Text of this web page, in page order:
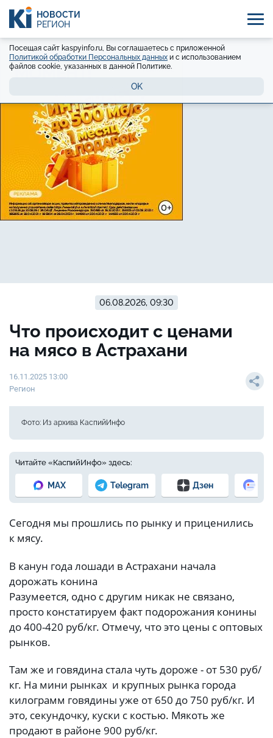
НОВОСТИ
РЕГИОН
Посещая сайт kaspyinfo.ru, Вы соглашаетесь с приложенной
Политикой обработки Персональных данных и с использованием
файлов cookie, указанных в данной Политике.
OK
06.08.2026, 09:30
Что происходит с ценами
на мясо в Астрахани
16.11.2025 13:00
Регион
Фото: Из архива КаспийИнфо
Читайте «КаспийИнфо» здесь:
MAX Telegram Дзен
Сегодня мы прошлись по рынку и приценились
к мясу.
В канун года лошади в Астрахани начала
дорожать конина
Разумеется, одно с другим никак не связано,
просто констатируем факт подорожания конины
до 400-420 руб/кг. Отмечу, что это цены с оптовых
рынков.
Там же и говядина стала чуть дороже - от 530 руб/
кг. На мини рынках и крупных рынка города
килограмм говядины уже от 650 до 750 руб/кг. И
это, секундочку, куски с костью. Мякоть же
продают в районе 900 руб/кг.